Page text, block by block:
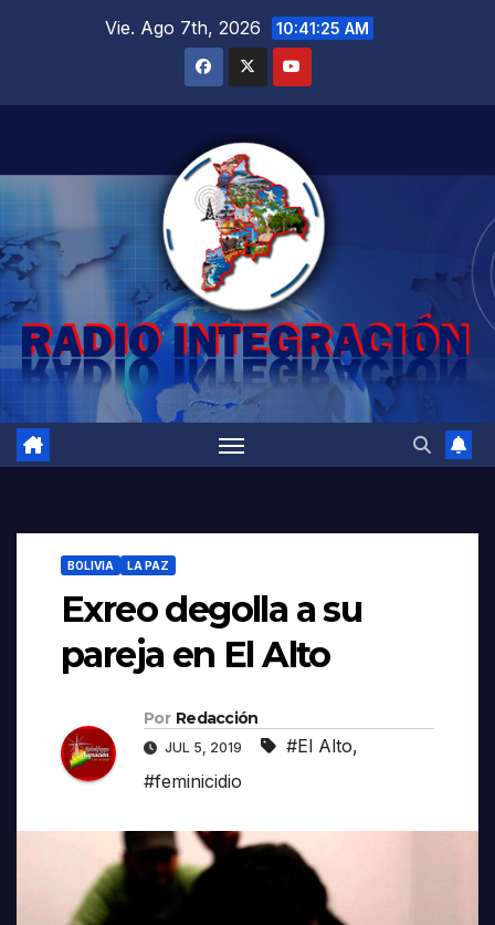
Vie. Ago 7th, 2026 10:41:26 AM
BOLIVIA LA PAZ
Exreo degolla a su
pareja en El Alto
Por Redacción
JUL 5, 2019 #El Alto,
#feminicidio